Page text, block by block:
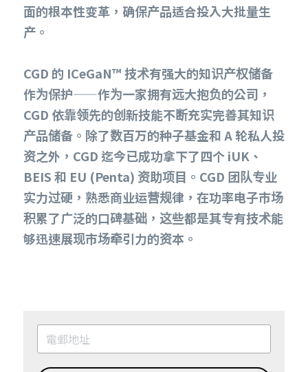
面的根本性变革，确保产品适合投入大批量生
产。
CGD 的 ICeGaN™ 技术有强大的知识产权储备
作为保护——作为一家拥有远大抱负的公司，
CGD 依靠领先的创新技能不断充实完善其知识
产品储备。除了数百万的种子基金和 A 轮私人投
资之外，CGD 迄今已成功拿下了四个 iUK、
BEIS 和 EU (Penta) 资助项目。CGD 团队专业
实力过硬，熟悉商业运营规律，在功率电子市场
积累了广泛的口碑基础，这些都是其专有技术能
够迅速展现市场牵引力的资本。